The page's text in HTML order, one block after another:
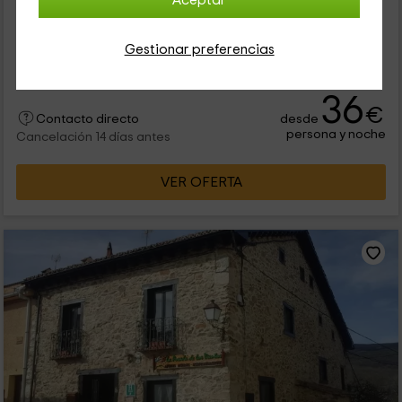
Gestionar preferencias
0 opiniones
Contacto directo
Cancelación 14 días antes
desde 36€
persona y noche
VER OFERTA